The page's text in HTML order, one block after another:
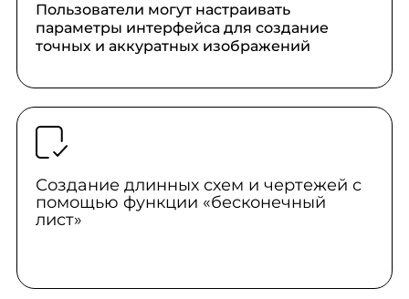
Пользователи могут настраивать
параметры интерфейса для создание
точных и аккуратных изображений
Создание длинных схем и чертежей с
помощью функции «бесконечный
лист»